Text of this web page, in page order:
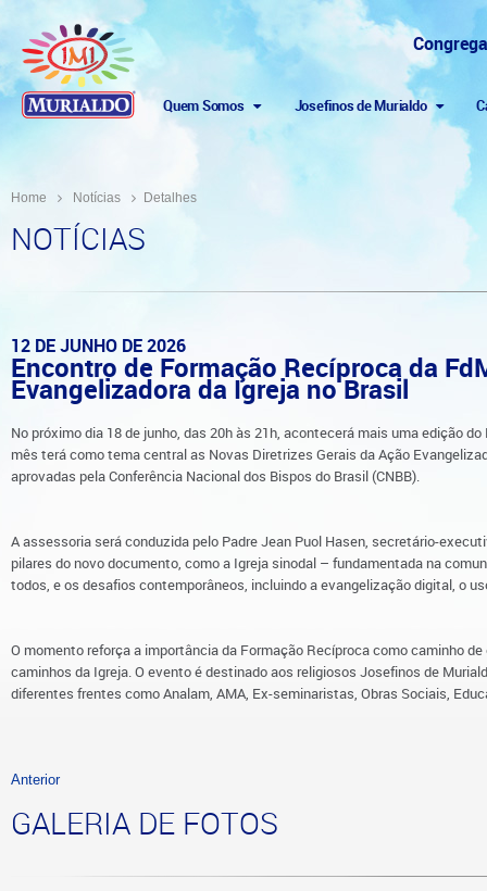
Quem Somos Josefinos de Murialdo
Home Notícias Detalhes
NOTÍCIAS
12 DE JUNHO DE 2026
Encontro de Formação Recíproca da
Evangelizadora da Igreja no Brasil
No próximo dia 18 de junho, das 20h às 21h, acontecerá mais uma edição
mês terá como tema central as Novas Diretrizes Gerais da Ação
aprovadas pela Conferência Nacional dos Bispos do Brasil (CNBB).
A assessoria será conduzida pelo Padre Jean Puol Hasen, secretário-
pilares do novo documento, como a Igreja sinodal – fundamentada na
todos, e os desafios contemporâneos, incluindo a evangelização digital, o
O momento reforça a importância da Formação Recíproca como caminho
caminhos da Igreja. O evento é destinado aos religiosos Josefinos de
diferentes frentes como Analam, AMA, Ex-seminaristas, Obras Sociais,
Anterior
GALERIA DE FOTOS